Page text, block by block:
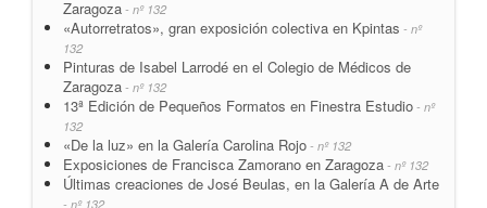
Zaragoza - nº 132
«Autorretratos», gran exposición colectiva en Kpintas - nº
132
Pinturas de Isabel Larrodé en el Colegio de Médicos de
Zaragoza - nº 132
13ª Edición de Pequeños Formatos en Finestra Estudio - nº
132
«De la luz» en la Galería Carolina Rojo - nº 132
Exposiciones de Francisca Zamorano en Zaragoza - nº 132
Últimas creaciones de José Beulas, en la Galería A de Arte
- nº 132